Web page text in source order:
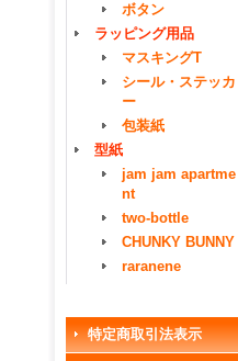
ボタン
ラッピング用品
マスキングT
シール・ステッカ
ー
包装紙
型紙
jam jam apartme
nt
two-bottle
CHUNKY BUNNY
raranene
特定商取引法表示